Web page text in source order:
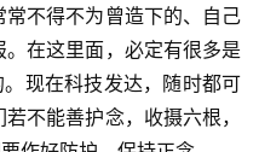
不得不为曾造下的、自己
在这里面，必定有很多是
现在科技发达，随时都可
不能善护念，收摄六根，